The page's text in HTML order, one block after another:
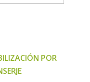
POR